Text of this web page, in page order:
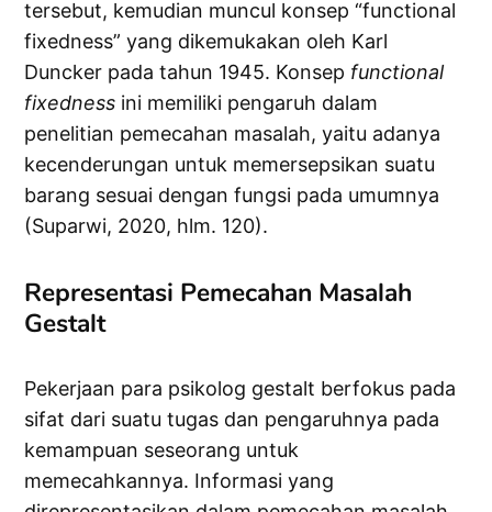
tersebut, kemudian muncul konsep “functional
fixedness” yang dikemukakan oleh Karl
Duncker pada tahun 1945. Konsep functional
fixedness ini memiliki pengaruh dalam
penelitian pemecahan masalah, yaitu adanya
kecenderungan untuk memersepsikan suatu
barang sesuai dengan fungsi pada umumnya
(Suparwi, 2020, hlm. 120).
Representasi Pemecahan Masalah
Gestalt
Pekerjaan para psikolog gestalt berfokus pada
sifat dari suatu tugas dan pengaruhnya pada
kemampuan seseorang untuk
memecahkannya. Informasi yang